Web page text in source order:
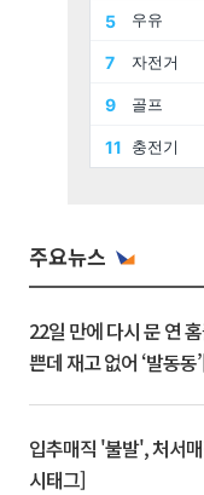
주요뉴스
22일 만에 다시 문 연
쁜데 재고 없어 ‘발동동
입추매직 '불발', 처서
시태그]